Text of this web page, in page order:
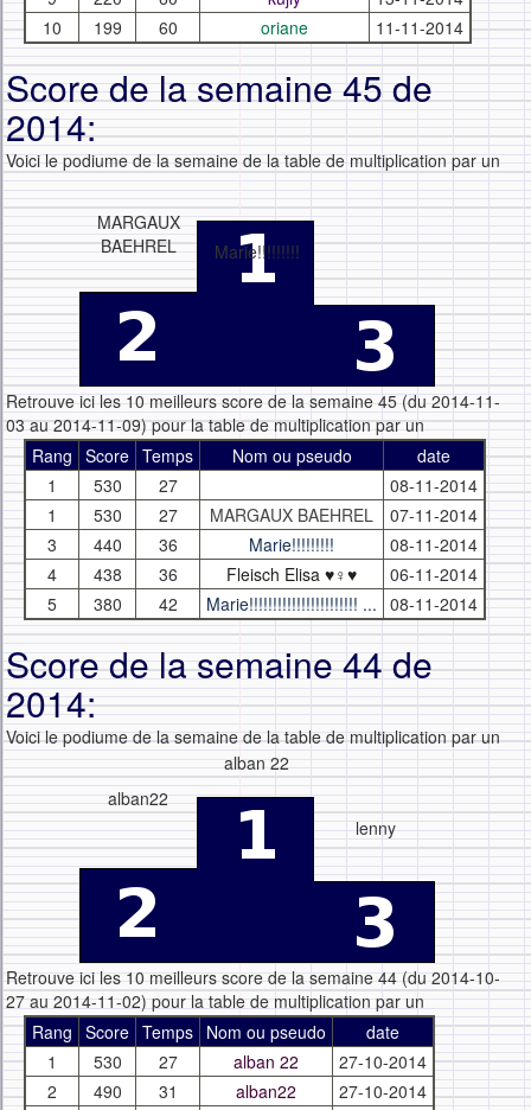
10
199 60 oriane 11-11-2014
Score de la semaine 45 de
2014:
Voici le podiume de la semaine de la table de multiplication par un
MARGAUX
BAEHREL
Marie!!!!!!!!!
Retrouve ici les 10 meilleurs score de la semaine 45 (du 2014-11-
03 au 2014-11-09) pour la table de multiplication par un
Rang Score Temps Nom ou pseudo
date
1
530 27
08-11-2014
1
530 27 MARGAUX BAEHREL
07-11-2014
3
440 36 Marie!!!!!!!!!
08-11-2014
4
438 36 Fleisch Elisa ♥♀♥
06-11-2014
5
380 42 Marie!!!!!!!!!!!!!!!!!!!!!!! ... 08-11-2014
Score de la semaine 44 de
2014:
Voici le podiume de la semaine de la table de multiplication par un
alban22
alban 22
lenny
Retrouve ici les 10 meilleurs score de la semaine 44 (du 2014-10-
27 au 2014-11-02) pour la table de multiplication par un
Rang Score Temps Nom ou pseudo
date
1
530 27 alban 22
27-10-2014
2
490 31 alban22
27-10-2014